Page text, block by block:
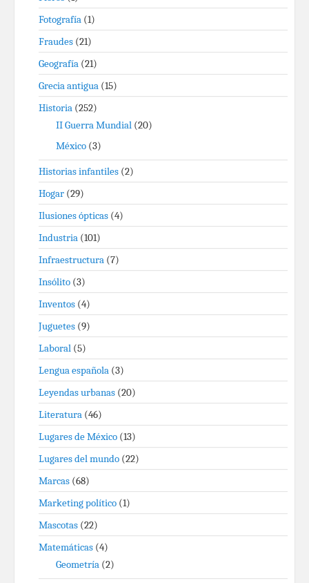
Fotografía (1)
Fraudes (21)
Geografía (21)
Grecia antigua (15)
Historia (252)
II Guerra Mundial (20)
México (3)
Historias infantiles (2)
Hogar (29)
Ilusiones ópticas (4)
Industria (101)
Infraestructura (7)
Insólito (3)
Inventos (4)
Juguetes (9)
Laboral (5)
Lengua española (3)
Leyendas urbanas (20)
Literatura (46)
Lugares de México (13)
Lugares del mundo (22)
Marcas (68)
Marketing político (1)
Mascotas (22)
Matemáticas (4)
Geometría (2)